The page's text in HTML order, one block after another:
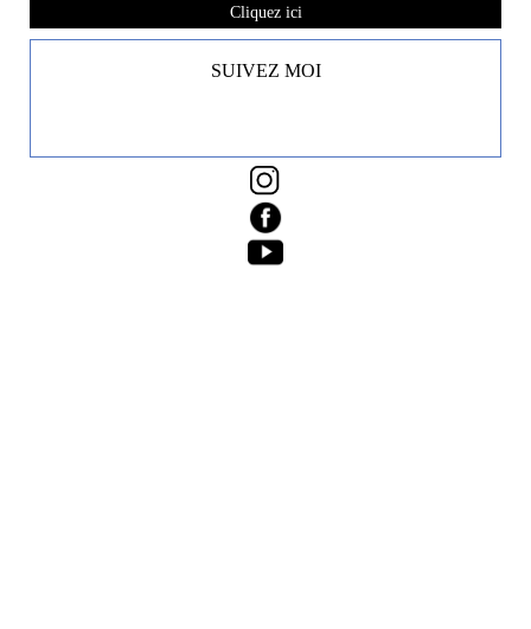
Cliquez ici
SUIVEZ MOI